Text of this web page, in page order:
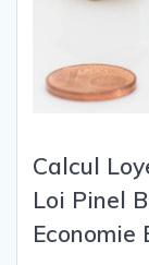
Calcul
Loi Pinel
Economie